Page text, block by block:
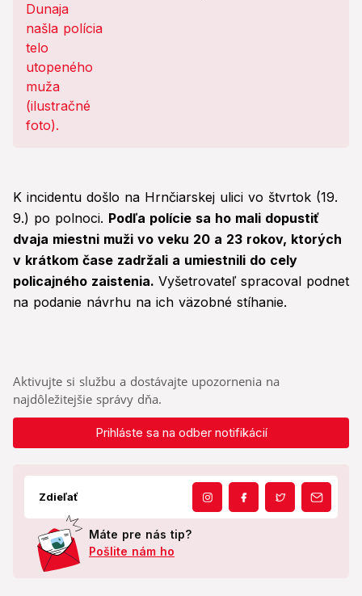
K incidentu došlo na Hrnčiarskej ulici vo štvrtok (19.
9.) po polnoci. Podľa polície sa ho mali dopustiť
dvaja miestni muži vo veku 20 a 23 rokov, ktorých
v krátkom čase zadržali a umiestnili do cely
policajného zaistenia. Vyšetrovateľ spracoval podnet
na podanie návrhu na ich väzobné stíhanie.
Aktivujte si službu a dostávajte upozornenia na
najdôležitejšie správy dňa.
Prihláste sa na odber notifikácií
Zdieľať
Máte pre nás tip?
Pošlite nám ho